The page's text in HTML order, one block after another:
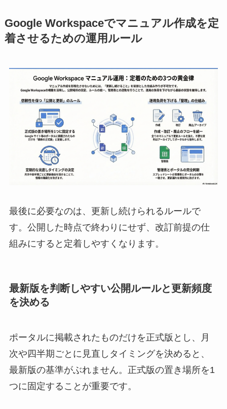
Google Workspaceでマニュアル作成を定
着させるための運用ルール
最後に必要なのは、更新し続けられるルールで
す。公開した時点で終わりにせず、改訂前提の仕
組みにすると定着しやすくなります。
最新版を判断しやすい公開ルールと更新頻度
を決める
ポータルに掲載されたものだけを正式版とし、月
次や四半期ごとに見直しタイミングを決めると、
最新版の基準がぶれません。正式版の置き場所を1
つに固定することが重要です。